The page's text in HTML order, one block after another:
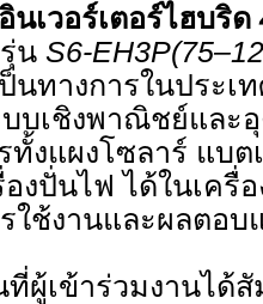
นเวอร์เตอร์ไฮบริด
น S6-
ป็นทางการในประ
บบเชิงพาณิชย์และ
ทั้งแผงโซลาร์ แบ
งปั่นไฟ ได้ในเครื่
ใช้งานและผลตอบ
ผู้เข้าร่วมงานได้สั